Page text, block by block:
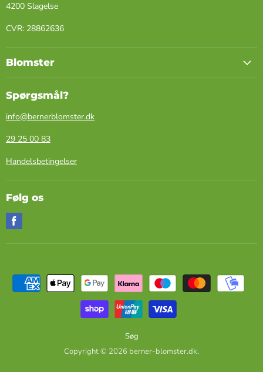
4200 Slagelse
​CVR: ​28862636
Blomster
Spørgsmål?
info@bernerblomster.dk
29 25 00 83
Handelsbetingelser
Følg os
os
på
Søg
Copyright © 2026 berner-blomster.dk.